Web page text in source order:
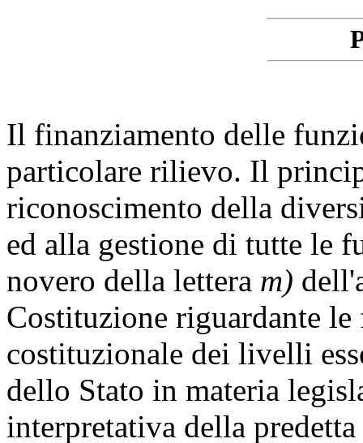
Il finanziamento delle
particolare rilievo. Il
riconoscimento della
ed alla gestione di tutte le
novero della lettera m)
Costituzione riguardante
costituzionale dei livelli
dello Stato in materia
interpretativa della